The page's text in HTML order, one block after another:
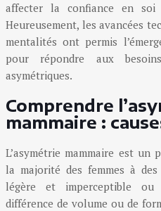
affecter la confiance en
Heureusement, les avancées
mentalités ont permis
pour répondre aux
asymétriques.
Comprendre
mammaire :
L’asymétrie mammaire est
la majorité des femmes à
légère et imperceptible
différence de volume ou de